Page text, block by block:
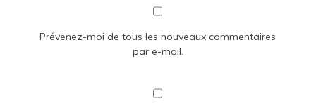
Prévenez-moi de tous les nouveaux commentaires
par e-mail.